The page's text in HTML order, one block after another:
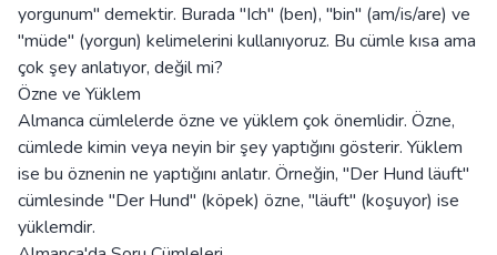
yorgunum" demektir. Burada "Ich" (ben), "bin" (am/is/are) ve
"müde" (yorgun) kelimelerini kullanıyoruz. Bu cümle kısa ama
çok şey anlatıyor, değil mi?
Özne ve Yüklem
Almanca cümlelerde özne ve yüklem çok önemlidir. Özne,
cümlede kimin veya neyin bir şey yaptığını gösterir. Yüklem
ise bu öznenin ne yaptığını anlatır. Örneğin, "Der Hund läuft"
cümlesinde "Der Hund" (köpek) özne, "läuft" (koşuyor) ise
yüklemdir.